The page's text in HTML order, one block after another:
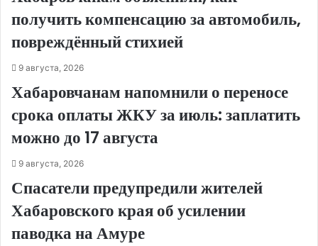
получить компенсацию за автомобиль,
повреждённый стихией
9 августа, 2026
Хабаровчанам напомнили о переносе
срока оплаты ЖКУ за июль: заплатить
можно до 17 августа
9 августа, 2026
Спасатели предупредили жителей
Хабаровского края об усилении
паводка на Амуре